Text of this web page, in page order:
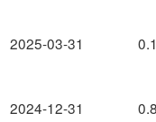
2025-03-31
2024-12-31